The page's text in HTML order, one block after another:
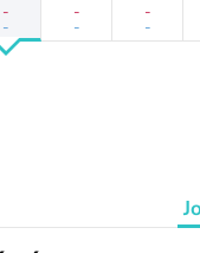
-
-
-
-
-
-